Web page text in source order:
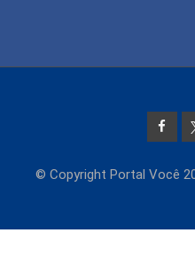
© Copyright Portal Você